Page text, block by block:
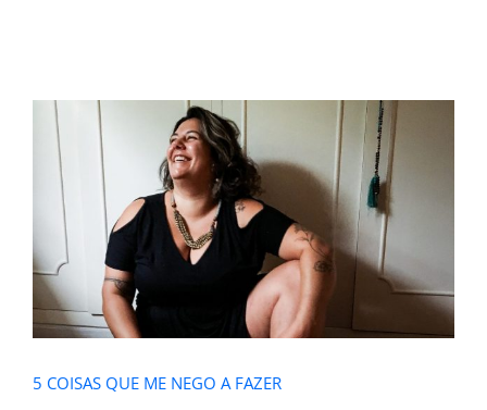
5 COISAS QUE ME NEGO A FAZER
5 COISAS QUE ME NEGO A FAZER